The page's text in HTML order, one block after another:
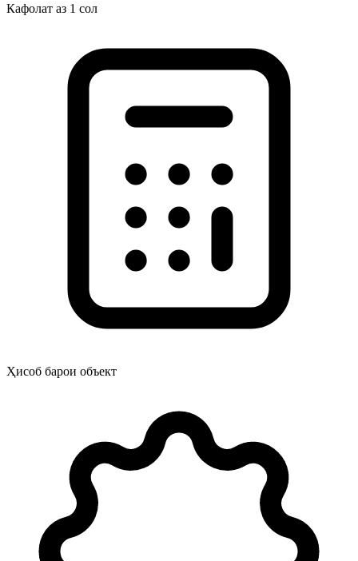
Кафолат аз 1 сол
Ҳисоб барои объект